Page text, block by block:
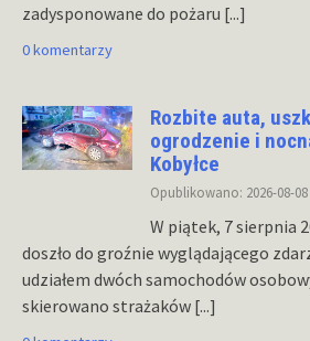
zadysponowane do pożaru [...]
0 komentarzy
Rozbite auta,
ogrodzenie i
Kobyłce
Opublikowano: 2026-08-08
W piątek, 7 sierpnia
doszło do groźnie wyglądającego
udziałem dwóch samochodów
skierowano strażaków [...]